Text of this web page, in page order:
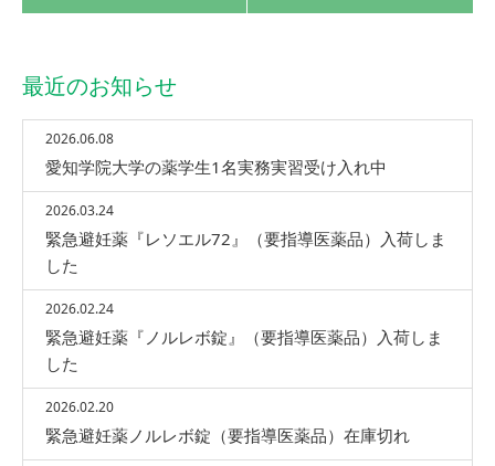
最近のお知らせ
2026.06.08
愛知学院大学の薬学生1名実務実習受け入れ中
2026.03.24
緊急避妊薬『レソエル72』（要指導医薬品）入荷しま
した
2026.02.24
緊急避妊薬『ノルレボ錠』（要指導医薬品）入荷しま
した
2026.02.20
緊急避妊薬ノルレボ錠（要指導医薬品）在庫切れ